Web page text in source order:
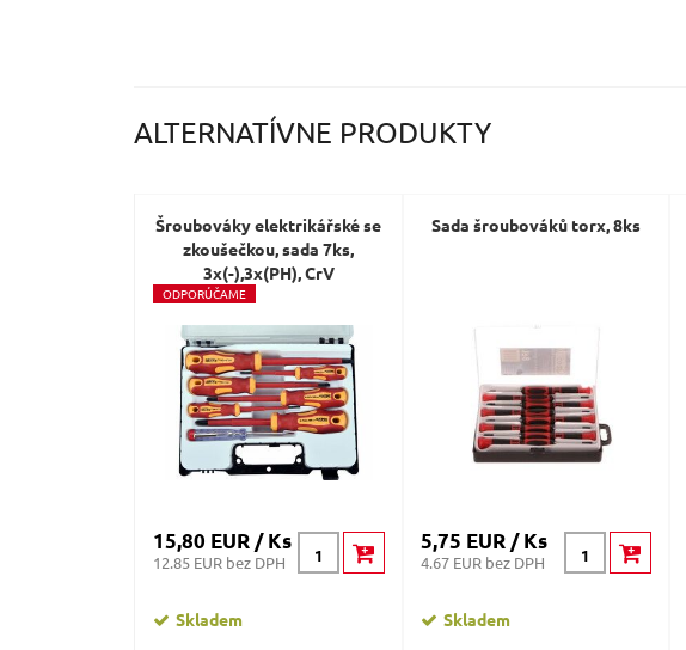
ALTERNATÍVNE PRODUKTY
Šroubováky elektrikářské se
zkoušečkou, sada 7ks,
3x(-),3x(PH), CrV
ODPORÚČAME
15,80 EUR / Ks
12.85 EUR bez DPH
Skladem
Sada šroubováků torx, 8ks
5,75 EUR / Ks
4.67 EUR bez DPH
Skladem